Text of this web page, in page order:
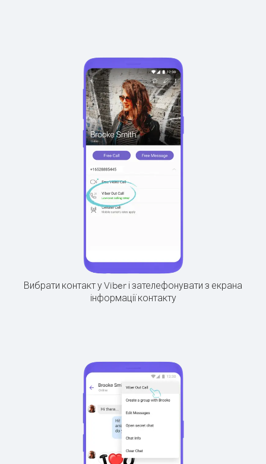
Вибрати контакт у Viber і зателефонувати з екрана
інформації контакту